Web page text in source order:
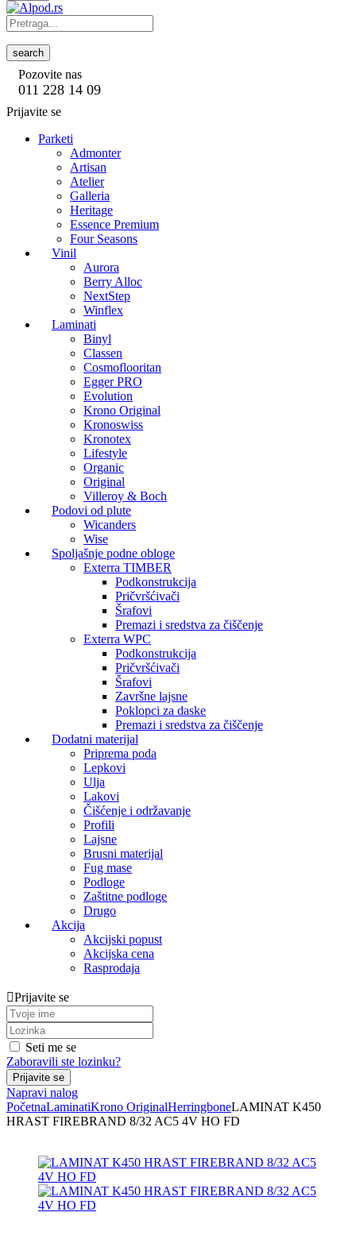
search
Pozovite nas
011 228 14 09
Prijavite se
Parketi
Admonter
Artisan
Atelier
Galleria
Heritage
Essence Premium
Four Seasons
Vinil
Aurora
Berry Alloc
NextStep
Winflex
Laminati
Binyl
Classen
Cosmoflooritan
Egger PRO
Evolution
Krono Original
Kronoswiss
Kronotex
Lifestyle
Organic
Original
Villeroy & Boch
Podovi od plute
Wicanders
Wise
Spoljašnje podne obloge
Exterra TIMBER
Podkonstrukcija
Pričvršćivači
Šrafovi
Premazi i sredstva za čiščenje
Exterra WPC
Podkonstrukcija
Pričvršćivači
Šrafovi
Završne lajsne
Poklopci za daske
Premazi i sredstva za čiščenje
Dodatni materijal
Priprema poda
Lepkovi
Ulja
Lakovi
Čišćenje i održavanje
Profili
Lajsne
Brusni materijal
Fug mase
Podloge
Zaštitne podloge
Drugo
Akcija
Akcijski popust
Akcijska cena
Rasprodaja
Prijavite se
Seti me se
Zaboravili ste lozinku?
Napravi nalog
PočetnaLaminatiKrono OriginalHerringboneLAMINAT K450
HRAST FIREBRAND 8/32 AC5 4V HO FD